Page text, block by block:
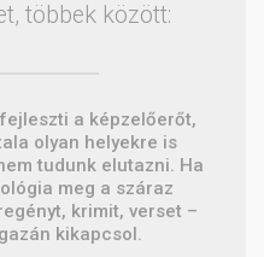
többek között:
a képzelőerőt,
olyan helyekre is
tudunk elutazni. Ha
meg a száraz
krimit, verset –
kikapcsol.